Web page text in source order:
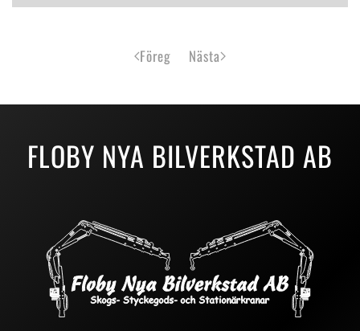
Föreg Nästa
FLOBY NYA BILVERKSTAD AB